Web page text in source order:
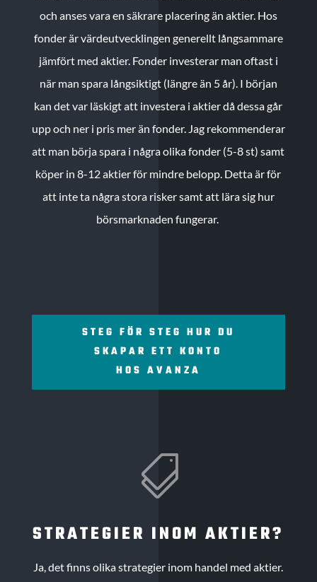
och anses vara en säkrare placering än aktier. Hos
fonder är värdeutvecklingen generellt långsammare
jämfört med aktier. Fonder investerar man oftast i
när man spara långsiktigt (längre än 5 år). I början
kan det var läskigt att investera i aktier då dessa går
upp och ner i pris mer än fonder. Jag rekommenderar
att man börja spara i några olika fonder (5-8 st) samt
köper in 8-12 aktier för mindre belopp. Detta är för
att inte ta några stora risker samt att lära sig hur
börsmarknaden fungerar.
STEG FÖR STEG HUR DU
SKAPAR ETT KONTO
HOS AVANZA

STRATEGIER INOM AKTIER?
Ja, det finns olika strategier inom handel med aktier.